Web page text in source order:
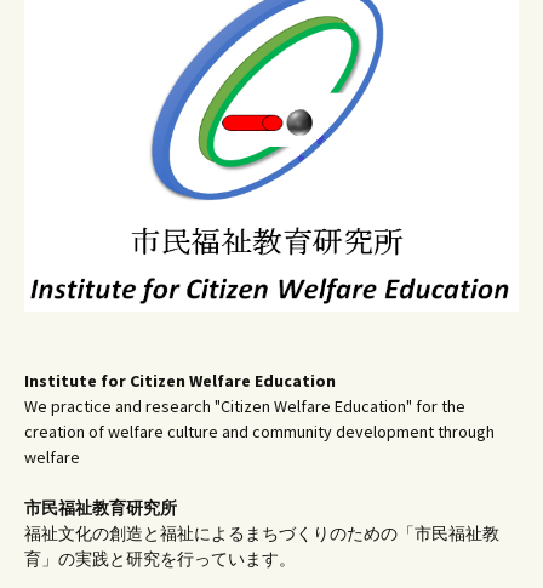
Institute for Citizen Welfare Education
We practice and research "Citizen Welfare Education" for the
creation of welfare culture and community development through
welfare
市民福祉教育研究所
福祉文化の創造と福祉によるまちづくりのための「市民福祉教
育」の実践と研究を行っています。